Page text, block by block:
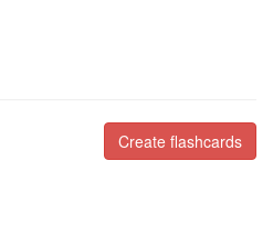
Create flashcards